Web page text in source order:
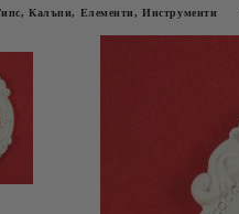
Калъпи, Елементи, Инструменти